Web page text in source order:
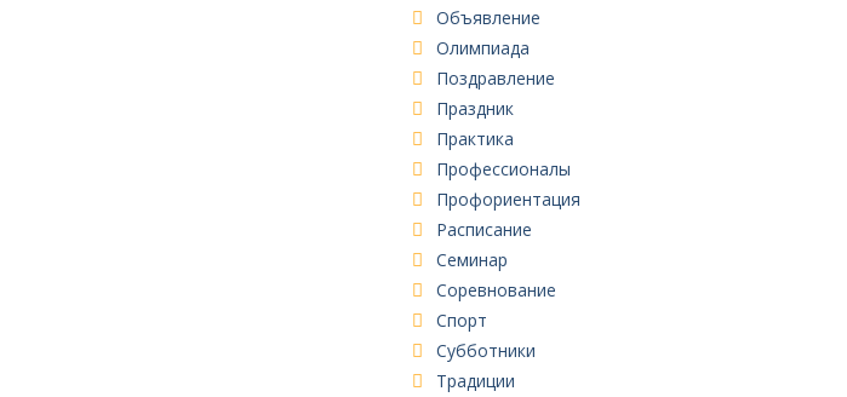
Объявление
Олимпиада
Поздравление
Праздник
Практика
Профессионалы
Профориентация
Расписание
Семинар
Соревнование
Спорт
Субботники
Традиции